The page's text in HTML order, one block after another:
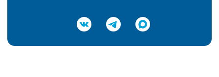
Подтвердить e-mail